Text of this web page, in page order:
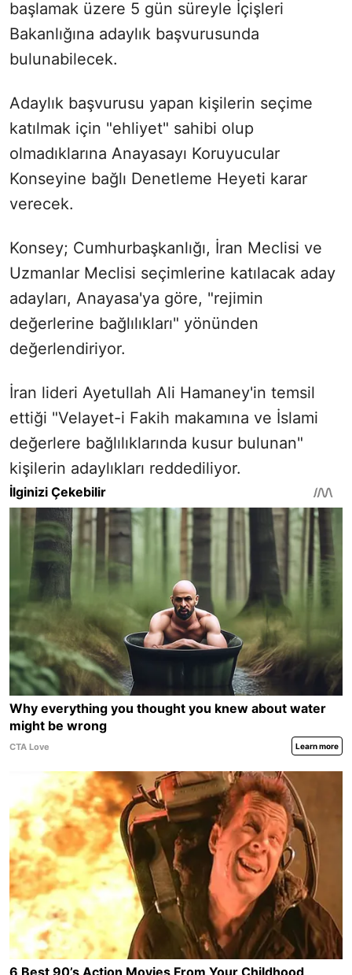
başlamak üzere 5 gün süreyle İçişleri
Bakanlığına adaylık başvurusunda
bulunabilecek.
Adaylık başvurusu yapan kişilerin seçime
katılmak için "ehliyet" sahibi olup
olmadıklarına Anayasayı Koruyucular
Konseyine bağlı Denetleme Heyeti karar
verecek.
Konsey; Cumhurbaşkanlığı, İran Meclisi ve
Uzmanlar Meclisi seçimlerine katılacak aday
adayları, Anayasa'ya göre, "rejimin
değerlerine bağlılıkları" yönünden
değerlendiriyor.
İran lideri Ayetullah Ali Hamaney'in temsil
ettiği "Velayet-i Fakih makamına ve İslami
değerlere bağlılıklarında kusur bulunan"
kişilerin adaylıkları reddediliyor.